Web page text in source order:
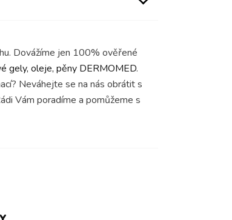
Dovážíme jen 100% ověřené
gely, oleje, pěny DERMOMED.
Neváhejte se na nás obrátit s
Vám poradíme a pomůžeme s